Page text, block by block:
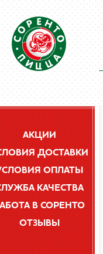
АКЦИИ
ДОСТАВКИ
ОПЛАТЫ
КАЧЕСТВА
В СОРЕНТО
ОТЗЫВЫ